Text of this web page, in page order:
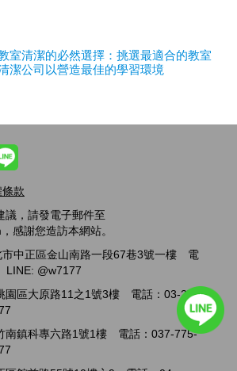
室清潔的必然選擇：挑選最適合的教室
潔公司以營造最佳的學習環境
條款
議，請發電子郵件至
感謝您造訪本網站。
市中正區金山南路一段67巷3號一樓 電
@w7177
園區大原路11之1號3樓 電話：03-2717-
南鎮科專六路1號1樓 電話：037-775-